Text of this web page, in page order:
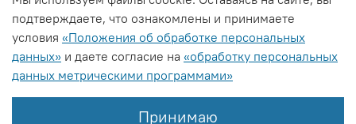
Интернет-магазин создан на inSales
подтверждаете, что ознакомлены и принимаете
условия «Положения об обработке персональных
данных» и даете согласие на «обработку персональных
данных метрическими программами»
Принимаю